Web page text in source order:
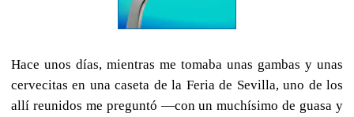
Hace unos días, mientras me tomaba unas gambas y unas
cervecitas en una caseta de la Feria de Sevilla, uno de los
allí reunidos me preguntó —con un muchísimo de guasa y